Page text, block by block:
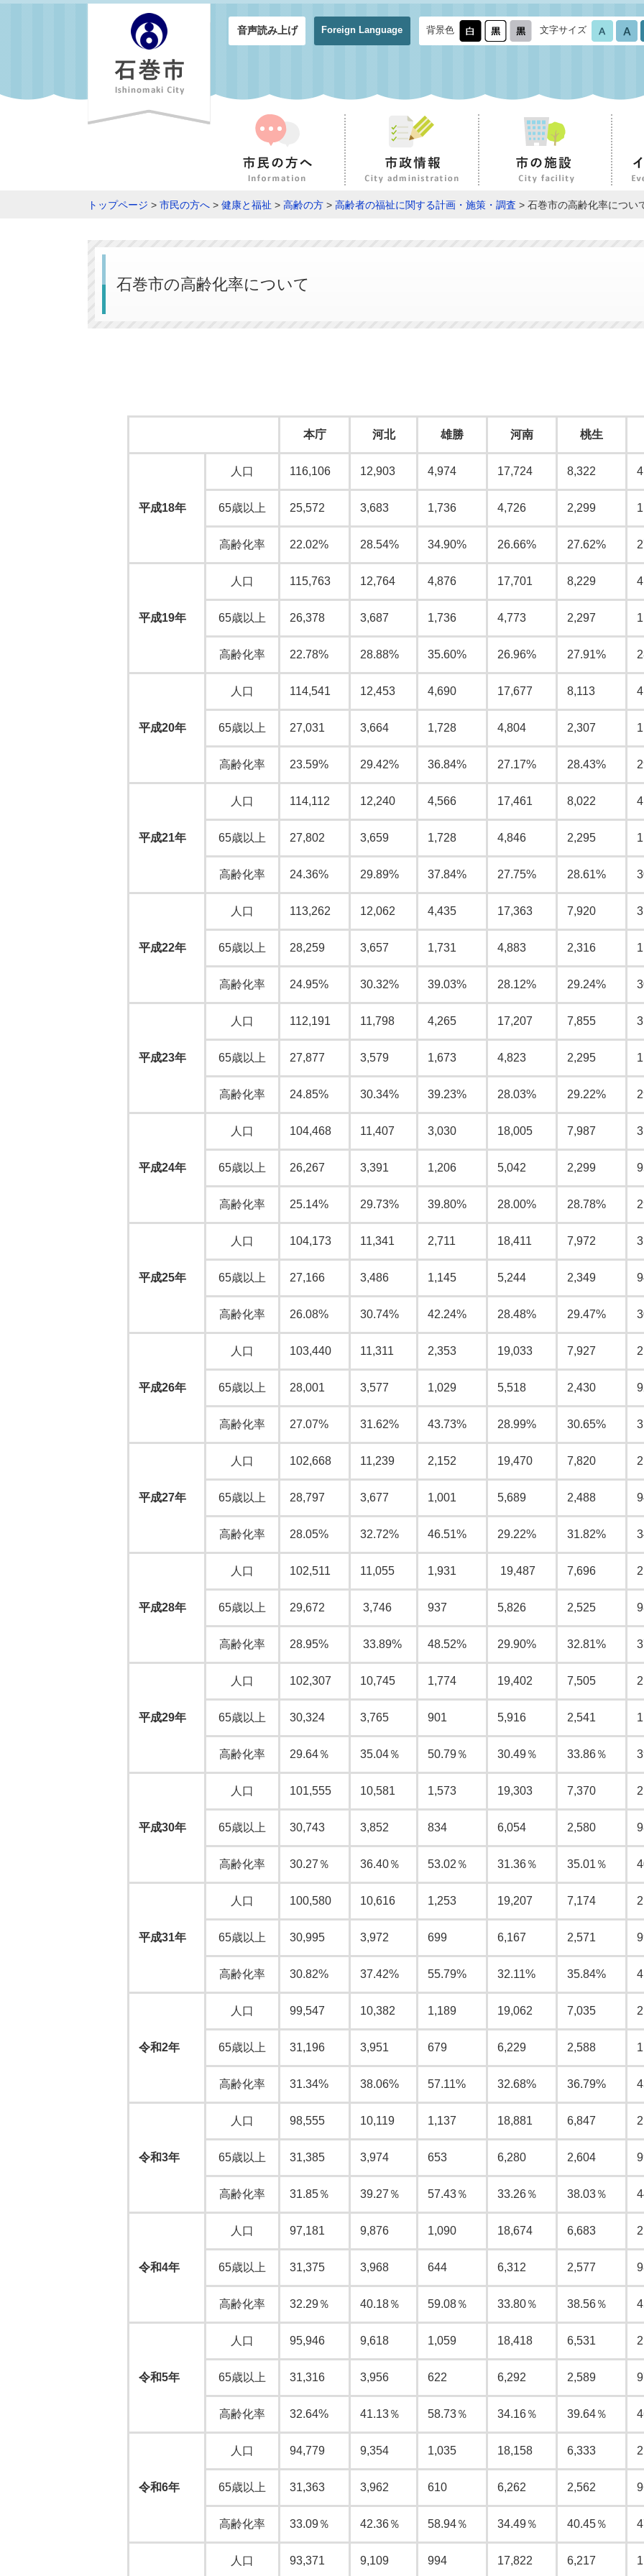
音声読み上げ Foreign Language 背景色 文字サイズ
トップページ > 市民の方へ > 健康と福祉 > 高齢の方 > 高齢者の福祉に関する計画・施策・調査 > 石巻市の高齢化率につい
石巻市の高齢化率について
本庁 河北 雄勝 河南 桃生
平成18年
人口 116,106 12,903 4,974 17,724 8,322
65歳以上 25,572 3,683 1,736 4,726 2,299
高齢化率 22.02% 28.54% 34.90% 26.66% 27.62%
平成19年
人口 115,763 12,764 4,876 17,701 8,229
65歳以上 26,378 3,687 1,736 4,773 2,297
高齢化率 22.78% 28.88% 35.60% 26.96% 27.91%
平成20年
人口 114,541 12,453 4,690 17,677 8,113
65歳以上 27,031 3,664 1,728 4,804 2,307
高齢化率 23.59% 29.42% 36.84% 27.17% 28.43%
平成21年
人口 114,112 12,240 4,566 17,461 8,022
65歳以上 27,802 3,659 1,728 4,846 2,295
高齢化率 24.36% 29.89% 37.84% 27.75% 28.61%
平成22年
人口 113,262 12,062 4,435 17,363 7,920
65歳以上 28,259 3,657 1,731 4,883 2,316
高齢化率 24.95% 30.32% 39.03% 28.12% 29.24%
平成23年
人口 112,191 11,798 4,265 17,207 7,855
65歳以上 27,877 3,579 1,673 4,823 2,295
高齢化率 24.85% 30.34% 39.23% 28.03% 29.22%
平成24年
人口 104,468 11,407 3,030 18,005 7,987
65歳以上 26,267 3,391 1,206 5,042 2,299
高齢化率 25.14% 29.73% 39.80% 28.00% 28.78%
平成25年
人口 104,173 11,341 2,711 18,411 7,972
65歳以上 27,166 3,486 1,145 5,244 2,349
高齢化率 26.08% 30.74% 42.24% 28.48% 29.47%
平成26年
人口 103,440 11,311 2,353 19,033 7,927
65歳以上 28,001 3,577 1,029 5,518 2,430
高齢化率 27.07% 31.62% 43.73% 28.99% 30.65%
平成27年
人口 102,668 11,239 2,152 19,470 7,820
65歳以上 28,797 3,677 1,001 5,689 2,488
高齢化率 28.05% 32.72% 46.51% 29.22% 31.82%
平成28年
人口 102,511 11,055 1,931 19,487 7,696
65歳以上 29,672 3,746 937 5,826 2,525
高齢化率 28.95% 33.89% 48.52% 29.90% 32.81%
平成29年
人口 102,307 10,745 1,774 19,402 7,505
65歳以上 30,324 3,765 901 5,916 2,541
高齢化率 29.64％ 35.04％ 50.79％ 30.49％ 33.86％
平成30年
人口 101,555 10,581 1,573 19,303 7,370
65歳以上 30,743 3,852 834 6,054 2,580
高齢化率 30.27％ 36.40％ 53.02％ 31.36％ 35.01％
平成31年
人口 100,580 10,616 1,253 19,207 7,174
65歳以上 30,995 3,972 699 6,167 2,571
高齢化率 30.82% 37.42% 55.79% 32.11% 35.84%
令和2年
人口 99,547 10,382 1,189 19,062 7,035
65歳以上 31,196 3,951 679 6,229 2,588
高齢化率 31.34% 38.06% 57.11% 32.68% 36.79%
令和3年
人口 98,555 10,119 1,137 18,881 6,847
65歳以上 31,385 3,974 653 6,280 2,604
高齢化率 31.85％ 39.27％ 57.43％ 33.26％ 38.03％
令和4年
人口 97,181 9,876 1,090 18,674 6,683
65歳以上 31,375 3,968 644 6,312 2,577
高齢化率 32.29％ 40.18％ 59.08％ 33.80％ 38.56％
令和5年
人口 95,946 9,618 1,059 18,418 6,531
65歳以上 31,316 3,956 622 6,292 2,589
高齢化率 32.64% 41.13％ 58.73％ 34.16％ 39.64％
令和6年
人口 94,779 9,354 1,035 18,158 6,333
65歳以上 31,363 3,962 610 6,262 2,562
高齢化率 33.09％ 42.36％ 58.94％ 34.49％ 40.45％
人口 93,371 9,109 994 17,822 6,217